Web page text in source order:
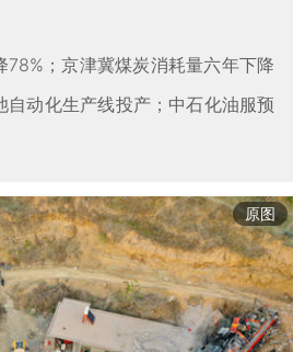
；京津冀煤炭消耗量六年下降
动化生产线投产；中石化油服预
原图